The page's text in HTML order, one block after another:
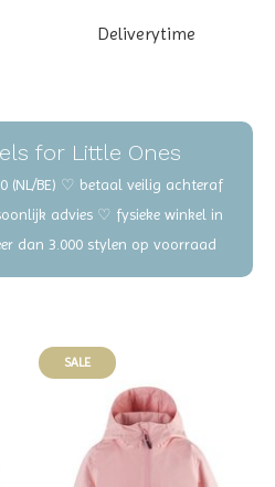
Deliverytime
for Little Ones
(NL/BE) ♡ betaal veilig achteraf
advies ♡ fysieke winkel in
dan 3.000 stylen op voorraad
SALE